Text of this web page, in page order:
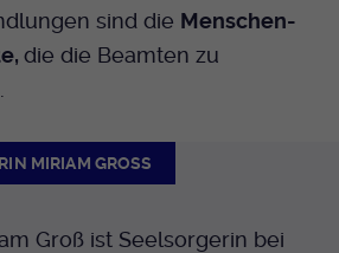
sind die Menschen-
die die Beamten zu
MIRIAM GROSS
Groß ist Seelsorgerin bei